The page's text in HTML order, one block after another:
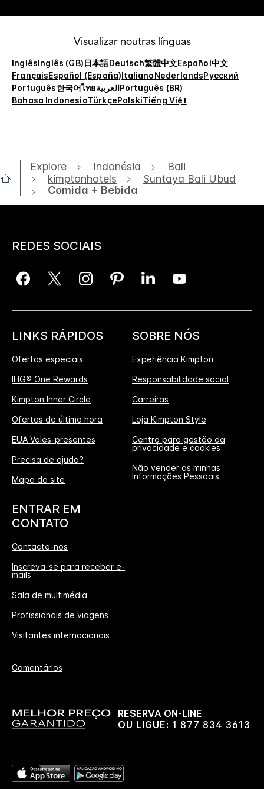
Visualizar noutras línguas
InglêsInglês (GB)日本語Deutsch繁體中文Español中文
FrançaisEspañol (España)ItalianoNederlandsРусский
Português한국어ไทยالعربيةPortuguês (BR)
Bahasa IndonesiaTürkçePolskiTiếng Việt
Explore Indonésia
Bali
kimptonhotels
Suntaya Bali Ubud
Comida + Bebida
REDES SOCIAIS
LINKS RÁPIDOS
Ofertas especiais
IHG® One Rewards
Kimpton Inner Circle
Ofertas de última hora
EUA Vales-presentes
Precisa de ajuda?
Mapa do site
SOBRE NÓS
Experiência Kimpton
Responsabilidade social
Carreiras
Loja Kimpton Style
Centro para gestão da
privacidade e cookies
Não vender as minhas
Informações Pessoais
ENTRAR EM
CONTATO
Contacte-nos
Inscreva-se para receber e-
mails
Sala de multimédia
Profissionais de viagens
Visitantes internacionais
Comentários
RESERVA ON-LINE
OU LIGUE: 1 877 834 3613